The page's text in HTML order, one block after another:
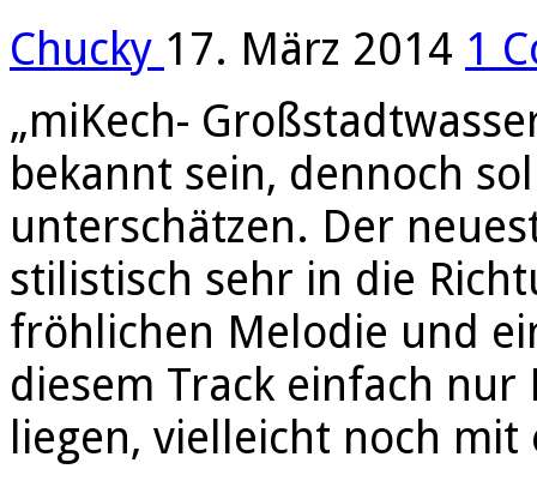
Chucky 17. März 2014 1
„miKech-
bekannt sein, dennoch
unterschätzen. Der
stilistisch sehr in die
fröhlichen Melodie und
diesem Track einfach nur
liegen, vielleicht noch